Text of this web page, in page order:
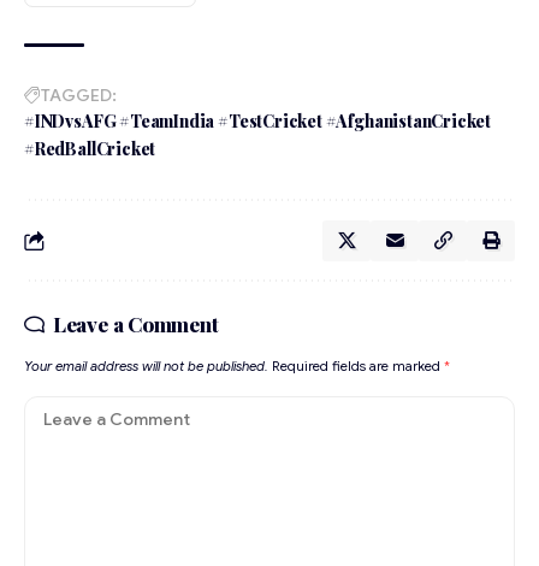
TAGGED:
#INDvsAFG #TeamIndia #TestCricket #AfghanistanCricket
#RedBallCricket
Leave a Comment
Your email address will not be published. Required fields are marked *